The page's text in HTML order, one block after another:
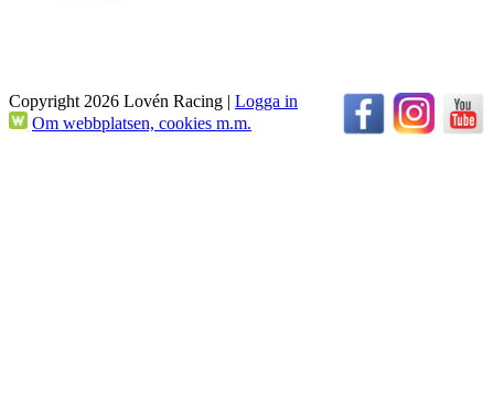
Copyright 2026 Lovén Racing | Logga in
Om webbplatsen, cookies m.m.